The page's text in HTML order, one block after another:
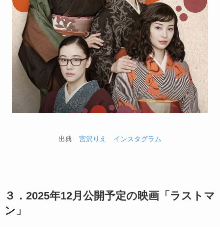
出典 宮沢りえ インスタグラム
３．2025年12月公開予定の映画「ラストマ
ン」